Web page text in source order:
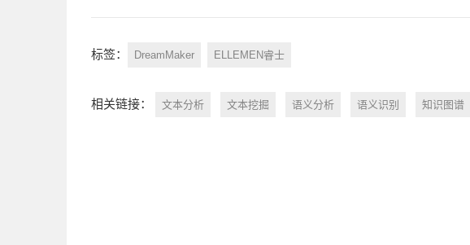
标签： DreamMaker ELLEMEN睿士
相关链接： 文本分析 文本挖掘 语义分析 语义识别 知识图谱